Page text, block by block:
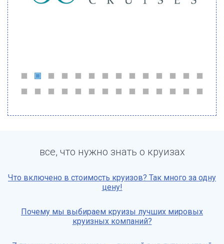
все, что нужно знать о круизах
Что включено в стоимость круизов? Так много за одну
цену!
Почему мы выбираем круизы лучших мировых
круизных компаний?